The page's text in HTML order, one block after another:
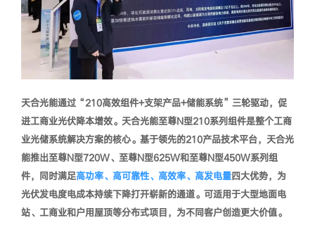
天合光能通过“210高效组件+支架产品+储能系统”三轮驱动，促
进工商业光伏降本增效。天合光能至尊N型210系列组件是整个工商
业光储系统解决方案的核心。基于领先的210产品技术平台，天合光
能推出至尊N型720W、至尊N型625W和至尊N型450W系列组
件，同时满足高功率、高可靠性、高效率、高发电量四大优势，为
光伏发电度电成本持续下降打开崭新的通道。可适用于大型地面电
站、工商业和户用屋顶等分布式项目，为不同客户创造更大价值。